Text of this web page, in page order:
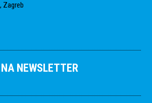
Zagreb
NEWSLETTER